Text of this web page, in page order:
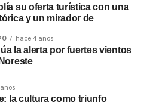
su oferta turística con una
y un mirador de
hace 4 años
la alerta por fuertes vientos
la cultura como triunfo